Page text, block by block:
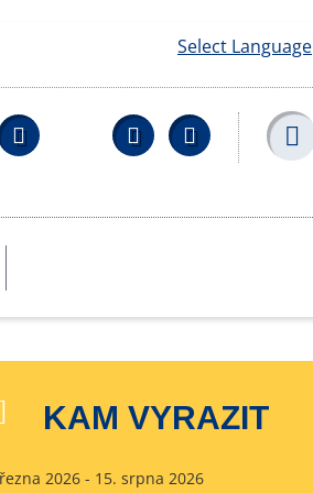
Select Language
Facebook YouTubeWikipedia
KAM VYRAZIT
2026 - 15. srpna 2026